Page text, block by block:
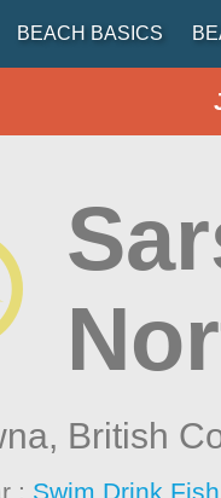
BEACH BASICS
British
: Swim Drink